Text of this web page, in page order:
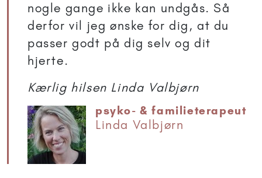
nogle gange ikke kan undgås. Så
derfor vil jeg ønske for dig, at du
passer godt på dig selv og dit
hjerte.
Kærlig hilsen Linda Valbjørn
psyko- & familieterapeut
Linda Valbjørn